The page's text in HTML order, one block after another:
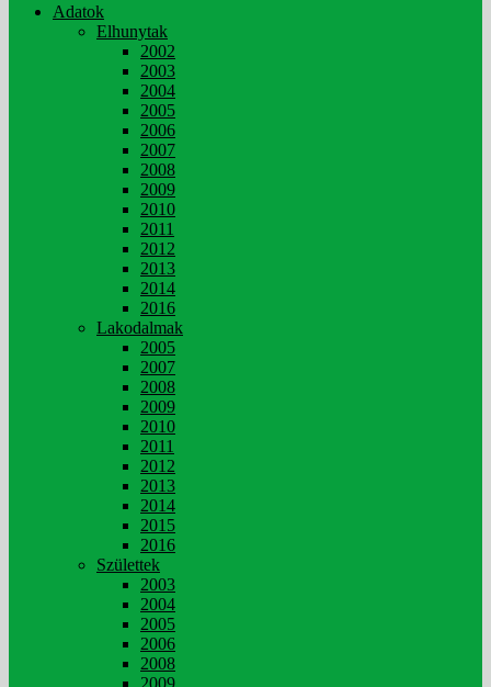
Adatok
Elhunytak
2002
2003
2004
2005
2006
2007
2008
2009
2010
2011
2012
2013
2014
2016
Lakodalmak
2005
2007
2008
2009
2010
2011
2012
2013
2014
2015
2016
Születtek
2003
2004
2005
2006
2008
2009